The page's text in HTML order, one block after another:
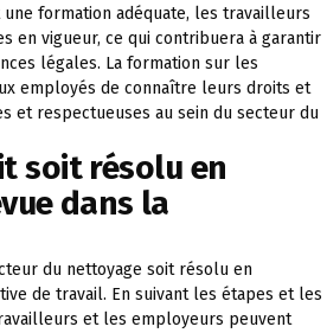
formation adéquate, les travailleurs
en vigueur, ce qui contribuera à garantir
légales. La formation sur les
employés de connaître leurs droits et
et respectueuses au sein du secteur du
soit résolu en
dans la
du nettoyage soit résolu en
de travail. En suivant les étapes et les
et les employeurs peuvent